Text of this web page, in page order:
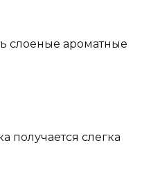
слоеные ароматные
получается слегка